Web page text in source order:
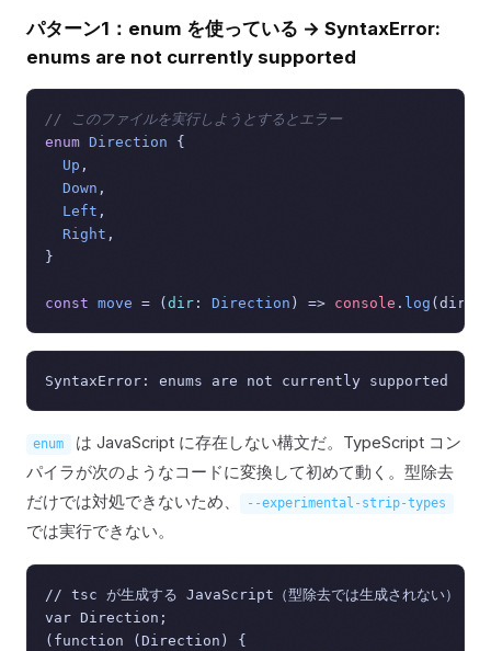
パターン1：enum を使っている → SyntaxError:
enums are not currently supported
// このファイルを実行しようとするとエラー
enum Direction {
Up ,
Down ,
Left ,
Right ,
}
const move = ( dir : Direction ) => console . log
enum
は JavaScript に存在しない構文だ。TypeScript コン
パイラが次のようなコードに変換して初めて動く。型除去
だけでは対処できないため、
--experimental-strip-types
では実行できない。
// tsc が生成する JavaScript（型除去では生成されない）
var Direction;
(function (Direction) {